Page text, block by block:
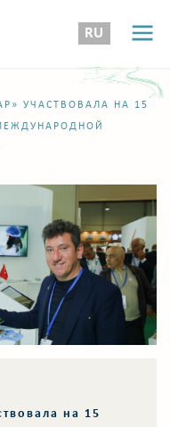
RU
УЧАСТВОВАЛА НА 15
на 15